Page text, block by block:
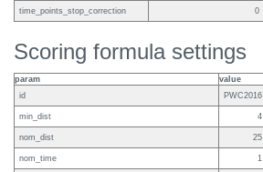
time_points_stop_correction 0
Scoring formula settings
param
value
id
PWC2016
min_dist 4
nom_dist 25
nom_time 1